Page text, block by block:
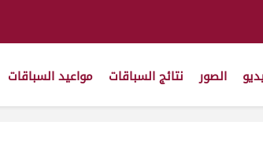
الصور نتائج السباقات مواعيد السباقات